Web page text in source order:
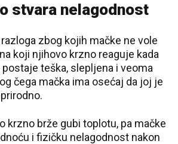
stvara nelagodnost
zbog kojih mačke ne vole
koji njihovo krzno reaguje kada
postaje teška, slepljena i veoma
čega mačka ima osećaj da joj je
krzno brže gubi toplotu, pa mačke
i fizičku nelagodnost nakon